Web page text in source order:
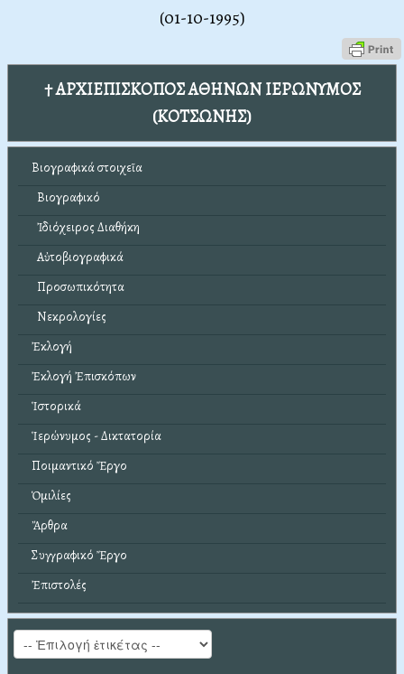
(01-10-1995)
† ΑΡΧΙΕΠΙΣΚΟΠΟΣ ΑΘΗΝΩΝ ΙΕΡΩΝΥΜΟΣ
(ΚΟΤΣΩΝΗΣ)
Βιογραφικά στοιχεῖα
Βιογραφικό
Ἰδιόχειρος Διαθήκη
Αὐτοβιογραφικά
Προσωπικότητα
Νεκρολογίες
Ἐκλογή
Ἐκλογή Ἐπισκόπων
Ἱστορικά
Ἱερώνυμος - Δικτατορία
Ποιμαντικό Ἔργο
Ὁμιλίες
Ἄρθρα
Συγγραφικό Ἔργο
Ἐπιστολές